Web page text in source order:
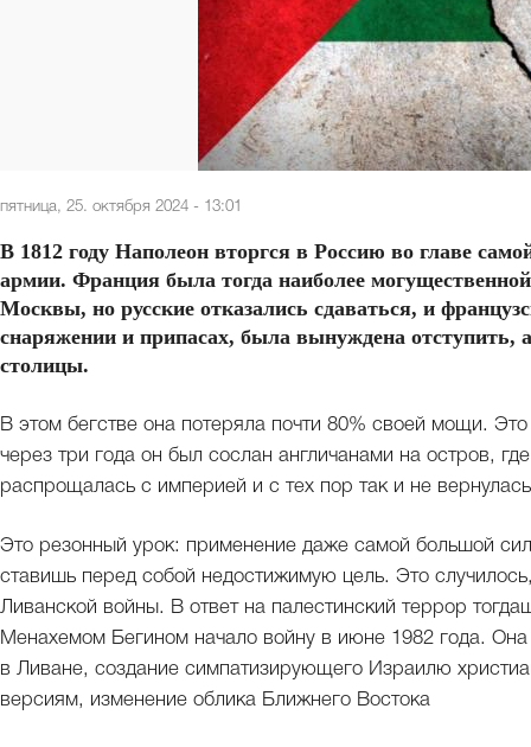
пятница, 25. октября 2024 - 13:01
В 1812 году Наполеон вторгся в Россию во главе
армии. Франция была тогда наиболее
Москвы, но русские отказались сдаваться, и
снаряжении и припасах, была вынуждена отступить,
столицы.
В этом бегстве она потеряла почти 80% своей мощи.
через три года он был сослан англичанами на остров,
распрощалась с империей и с тех пор так и не
Это резонный урок: применение даже самой большой
ставишь перед собой недостижимую цель. Это
Ливанской войны. В ответ на палестинский террор
Менахемом Бегином начало войну в июне 1982 года.
в Ливане, создание симпатизирующего Израилю
версиям, изменение облика Ближнего Востока